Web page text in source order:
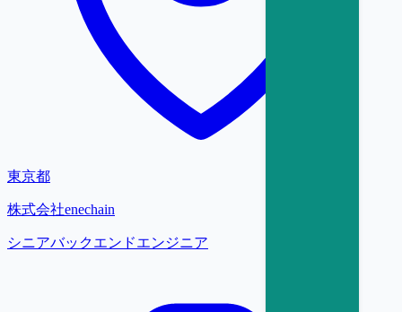
東京都
株式会社enechain
シニアバックエンドエンジニア